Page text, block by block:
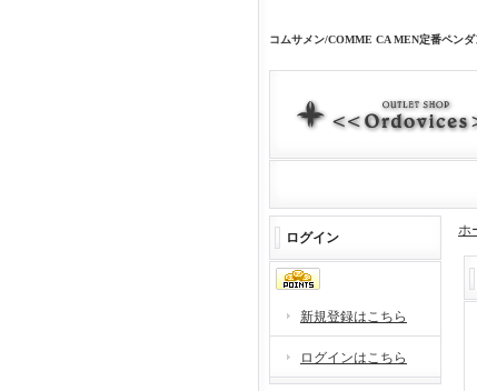
コムサメン/COMME CA MEN定番ペン
ログイン
新規登録はこちら
ログインはこちら
ホ